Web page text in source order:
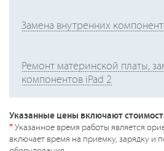
Замена внутренних
Ремонт материнской платы,
компонентов iPad 2
Указанные цены включают
*Указанное время работы является
включает время на приемку, зарядку и